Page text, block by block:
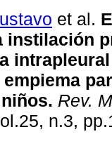
et al.
instilación
. Rev.
n.3,